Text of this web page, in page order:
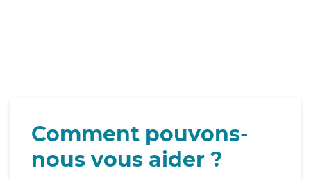
Comment pouvons-
nous vous aider ?